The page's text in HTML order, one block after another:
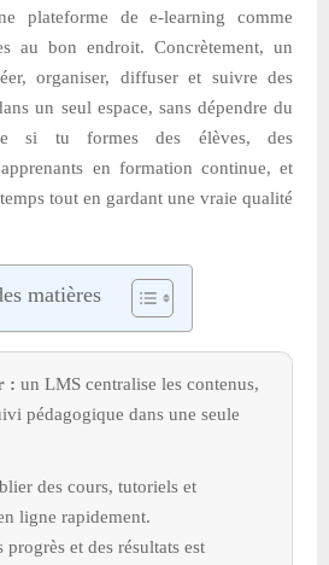
plateforme de e-learning comme
au bon endroit. Concrètement, un
organiser, diffuser et suivre des
un seul espace, sans dépendre du
si tu formes des élèves, des
en formation continue, et
tout en gardant une vraie qualité
matières
: un LMS centralise les contenus,
pédagogique dans une seule
des cours, tutoriels et
ligne rapidement.
progrès et des résultats est